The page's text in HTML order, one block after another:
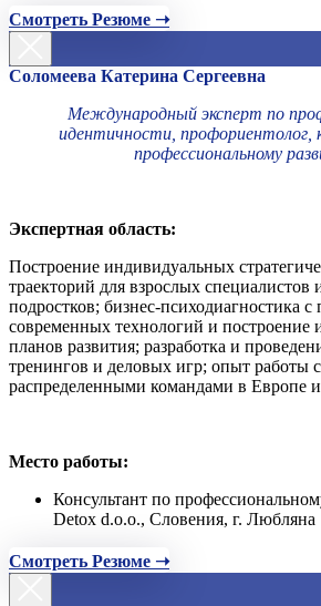
Смотреть Резюме ➝
Соломеева Катерина Сергеевна
Международный эксперт по
идентичности, профориентолог,
профессиональному
Экспертная область:
Построение индивидуальных
траекторий для взрослых специалистов
подростков; бизнес-психодиагностика
современных технологий и построение
планов развития; разработка и
тренингов и деловых игр; опыт работы
распределенными командами в Европе
Место работы:
Консультант по
Detox d.o.o., Словения, г. Любляна
Смотреть Резюме ➝